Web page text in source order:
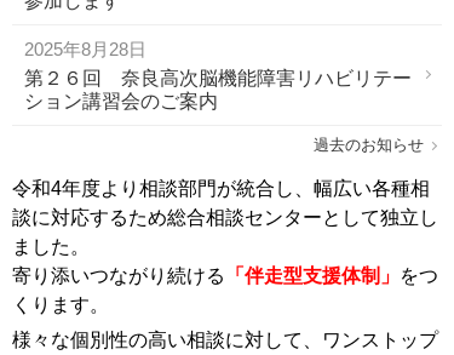
2025年8月28日
第２６回 奈良高次脳機能障害リハビリテー
ション講習会のご案内
過去のお知らせ
令和4年度より相談部門が統合し、幅広い各種相
談に対応するため総合相談センターとして独立し
ました。
寄り添いつながり続ける
「伴走型支援体制」 をつ
くります。
様々な個別性の高い相談に対して、ワンストップ